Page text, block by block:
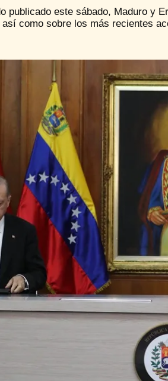
publicado este sábado, Maduro y
como sobre los más recientes